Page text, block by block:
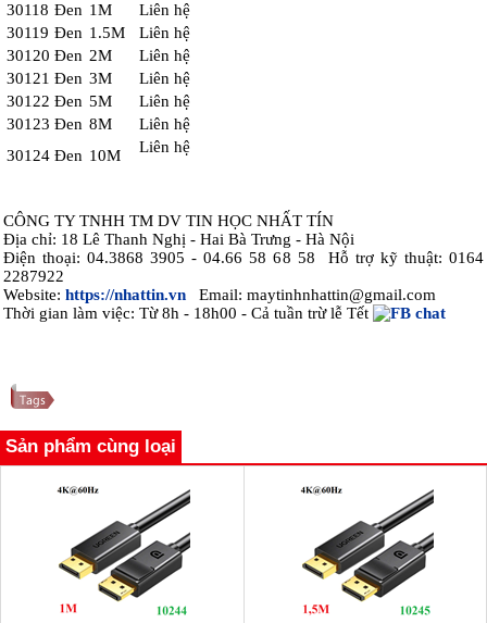
30118 Đen 1M
Liên hệ
30119 Đen 1.5M
Liên hệ
30120 Đen 2M
Liên hệ
30121 Đen 3M
Liên hệ
30122 Đen 5M
Liên hệ
30123 Đen 8M
Liên hệ
30124 Đen 10M Liên hệ
CÔNG TY TNHH TM DV TIN HỌC NHẤT TÍN
Địa chỉ: 18 Lê Thanh Nghị - Hai Bà Trưng - Hà Nội
Điện thoại: 04.3868 3905 - 04.66 58 68 58 Hỗ trợ kỹ thuật: 0164
2287922
Website: https://nhattin.vn Email: maytinhnhattin@gmail.com
Thời gian làm việc: Từ 8h - 18h00 - Cả tuần trừ lễ Tết
Sản phẩm cùng loại